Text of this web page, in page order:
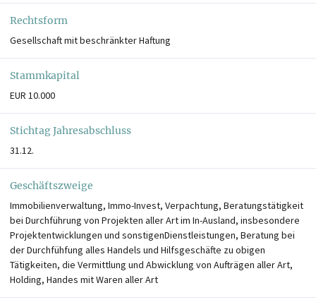
Rechtsform
Gesellschaft mit beschränkter Haftung
Stammkapital
EUR 10.000
Stichtag Jahresabschluss
31.12.
Geschäftszweige
Immobilienverwaltung, Immo-Invest, Verpachtung, Beratungstätigkeit
bei Durchführung von Projekten aller Art im In-Ausland, insbesondere
Projektentwicklungen und sonstigenDienstleistungen, Beratung bei
der Durchfühfung alles Handels und Hilfsgeschäfte zu obigen
Tätigkeiten, die Vermittlung und Abwicklung von Aufträgen aller Art,
Holding, Handes mit Waren aller Art